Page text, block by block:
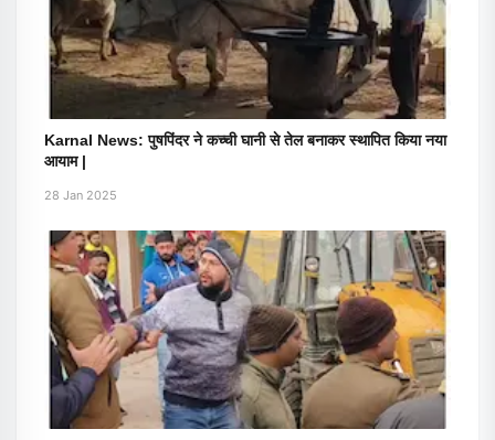
Karnal News: पुषपिंदर ने कच्ची घानी से तेल बनाकर स्थापित किया नया
आयाम |
28 Jan 2025